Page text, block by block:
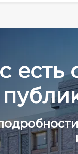
есть